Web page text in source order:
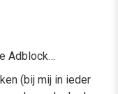
Adblock…
(bij mij in ieder